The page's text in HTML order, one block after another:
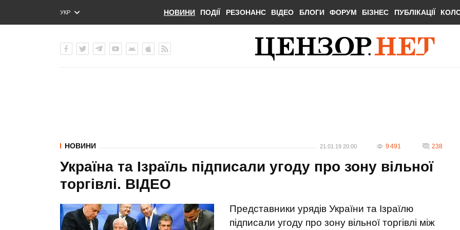
УКР
ENG
НОВИНИ ПОДІЇ РЕЗОНАНС ВІДЕО БЛОГИ ФОРУМ БІЗНЕС ПУБЛІКАЦІЇ
НОВИНИ 21.01.19 20:00 9 491 238
Україна та Ізраїль підписали угоду про зону вільної
торгівлі. ВIДЕО
Представники урядів України та Ізраїлю
підписали угоду про зону вільної торгівлі між